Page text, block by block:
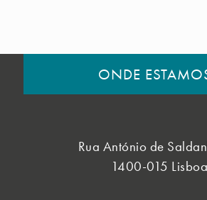
ONDE
Rua António de
1400-015 Lisboa